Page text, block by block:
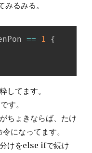
るみる。
== 1
{
してます。
す。
ちょきならば、たけ
になってます。
けをelse ifで続け